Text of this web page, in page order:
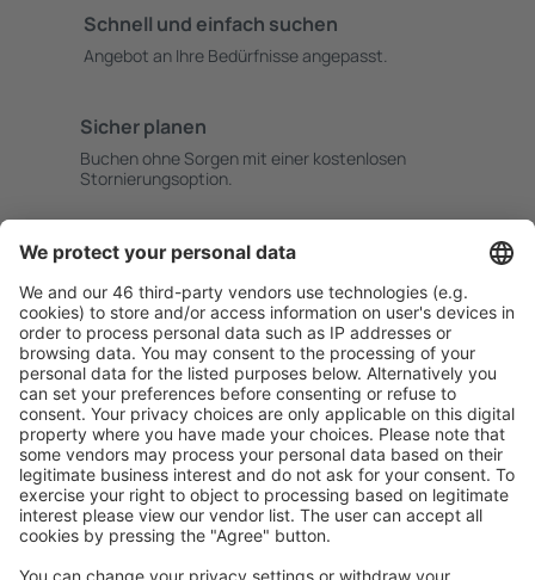
Schnell und einfach suchen
Angebot an Ihre Bedürfnisse angepasst.
Sicher planen
Buchen ohne Sorgen mit einer kostenlosen
Stornierungsoption.
Attraktive Preise und Spezialangebote für eingeloggte
Benutzer.
Unterkünfte, die Sie mögen
Wählen Sie aus über 1,3 Millionen Unterkünften: Hotels,
Hütten, Apartments und andere.
Meist gesuchte Unterkünfte von eSky Nutzern
Unterkünfte in Deutschland - Beliebte Städte